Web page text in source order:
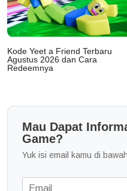
Kode Yeet a Friend Terbaru
Agustus 2026 dan Cara
Redeemnya
Mau Dapat
Game?
Yuk isi email kamu di